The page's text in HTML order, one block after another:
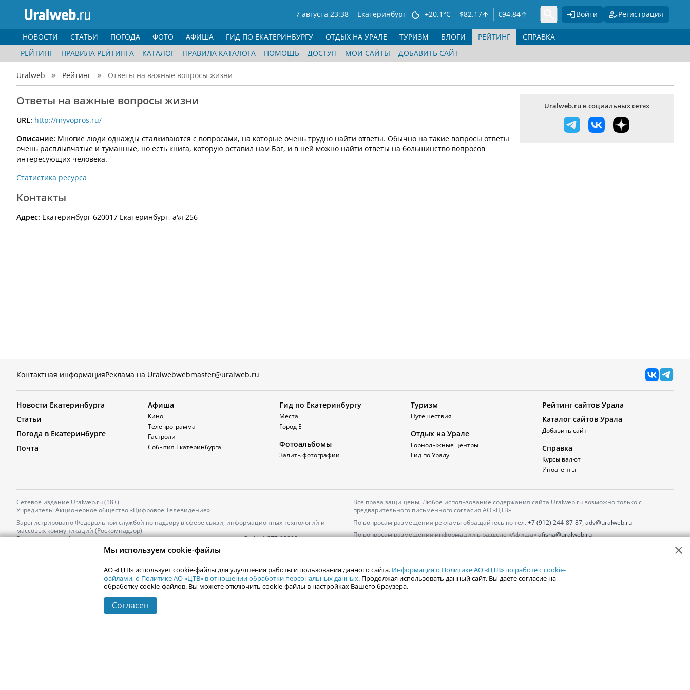
7 августа,23:38 Екатеринбург +20.1°C $82.17 €94.84 Войти Регистрация
НОВОСТИ СТАТЬИ ПОГОДА ФОТО АФИША ГИД ПО ЕКАТЕРИНБУРГУ ОТДЫХ НА УРАЛЕ ТУРИЗМ БЛОГИ
РЕЙТИНГ
РЕЙТИНГ
ПРАВИЛА РЕЙТИНГА КАТАЛОГ ПРАВИЛА КАТАЛОГА ПОМОЩЬ ДОСТУП МОИ САЙТЫ ДОБАВИТЬ САЙТ
СПРАВКА
Uralweb Рейтинг Ответы на важные вопросы жизни
Ответы на важные вопросы жизни
URL: http://myvopros.ru/
Описание: Многие люди однажды сталкиваются с вопросами, на которые очень трудно найти ответы. Обычно на такие вопросы ответы
очень расплывчатые и туманные, но есть книга, которую оставил нам Бог, и в ней можно найти ответы на большинство вопросов
интересующих человека.
Статистика ресурса
Контакты
Адрес: Екатеринбург 620017 Екатеринбург, а\я 256
Uralweb.ru в социальных сетях
Контактная информацияРеклама на Uralwebwebmaster@uralweb.ru
Новости Екатеринбурга
Статьи
Погода в Екатеринбурге
Почта
Афиша
Кино
Телепрограмма
Гастроли
События Екатеринбурга
Гид по Екатеринбургу
Места
Город Е
Фотоальбомы
Залить фотографии
Туризм
Путешествия
Отдых на Урале
Горнолыжные центры
Гид по Уралу
Рейтинг сайтов Урала
Каталог сайтов Урала
Добавить сайт
Справка
Курсы валют
Иноагенты
Сетевое издание Uralweb.ru (18+)
Учредитель: Акционерное общество «Цифровое Телевидение»
Зарегистрировано Федеральной службой по надзору в сфере связи, информационных технологий и
массовых коммуникаций (Роскомнадзор)
Регистрационный номер и дата принятия решения о регистрации: серияЭл № ФС77-82000
+7 (912) 244-87-87,
Электронный адрес редакции:news@uralweb.ru
Все права защищены. Любое использование содержания сайта Uralweb.ru возможно только с
предварительного письменного согласия АО «ЦТВ».
По вопросам размещения рекламы обращайтесь по тел. +7 (912) 244-87-87, adv@uralweb.ru
По вопросам размещения информации в разделе «Афиша»afisha@uralweb.ru
Екатеринбург
Мы используем cookie-файлы
АО «ЦТВ» использует cookie-файлы для улучшения работы и пользования данного сайта. Информация о Политике АО «ЦТВ» по работе с cookie-
файлами,о Политике АО «ЦТВ» в отношении обработки персональных данных. Продолжая использовать данный сайт, Вы даете согласие на
обработку cookie-файлов. Вы можете отключить cookie-файлы в настройках Вашего браузера.
Согласен